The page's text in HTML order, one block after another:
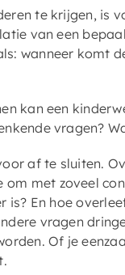
te krijgen, is
van een
wanneer komt
kan een
vragen?
af te sluiten.
om met zoveel
is? En hoe
vragen
Of je